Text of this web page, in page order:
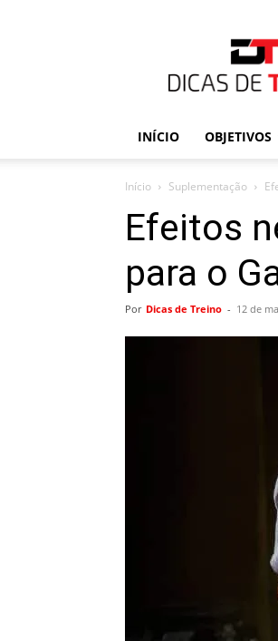
INÍCIO OBJETIVOS
Início Suplementação
Efeitos
para o
Por Dicas de Treino - 12 de